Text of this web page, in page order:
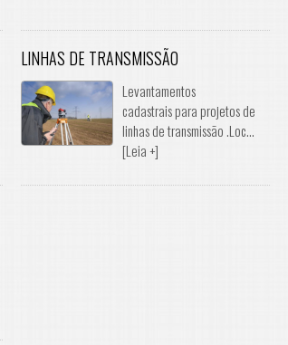
LINHAS DE TRANSMISSÃO
Levantamentos
cadastrais para projetos de
linhas de transmissão .Loc...
[Leia +]